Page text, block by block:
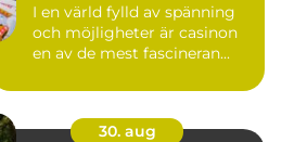
I en värld fylld av spänning
och möjligheter är casinon
en av de mest fascineran...
30. aug